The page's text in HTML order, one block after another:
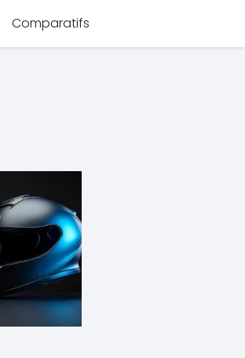
Comparatifs